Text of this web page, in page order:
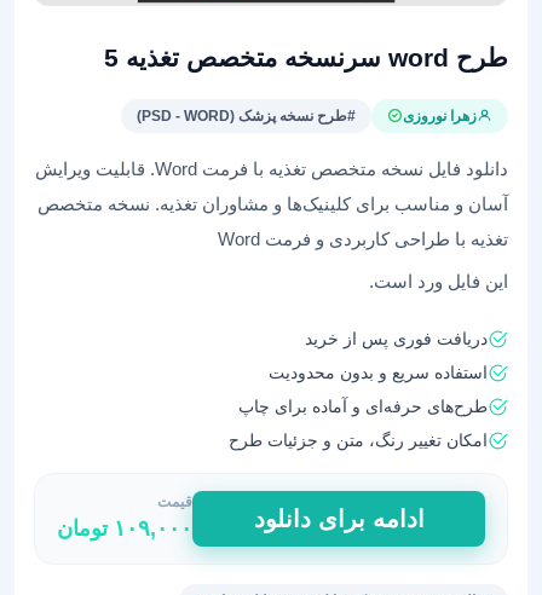
طرح word سرنسخه متخصص تغذیه 5
زهرا نوروزی #طرح نسخه پزشک (PSD - WORD)
دانلود فایل نسخه متخصص تغذیه با فرمت Word. قابلیت ویرایش
آسان و مناسب برای کلینیک‌ها و مشاوران تغذیه. نسخه متخصص
تغذیه با طراحی کاربردی و فرمت Word
این فایل ورد است.
دریافت فوری پس از خرید
استفاده سریع و بدون محدودیت
طرح‌های حرفه‌ای و آماده برای چاپ
امکان تغییر رنگ، متن و جزئیات طرح
طرح
word
سرنسخه
ادامه برای دانلود
قیمت
۱۰۹,۰۰۰ تومان